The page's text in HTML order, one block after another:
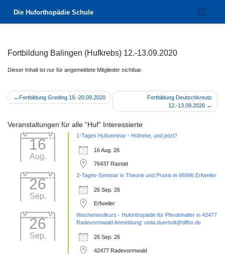
Die Huforthopädie Schule
Fortbildung Balingen (Hufkrebs) 12.-13.09.2020
Dieser Inhalt ist nur für angemeldete Mitglieder sichtbar.
Beitragsnavigation
Fortbildung Greding 19.-20.09.2020
Fortbildung Deutschkreutz
12.-13.09.2020
Veranstaltungen für alle “Huf” Interessierte
16
Aug.
1-Tages Hufseminar - Hufrehe, und jetzt?
16 Aug. 26
76437 Rastatt
26
Sep.
2-Tages-Seminar in Theorie und Praxis in 66996 Erfweiler
26 Sep. 26
Erfweiler
26
Sep.
Wochenendkurs - Huforthopädie für Pferdehalter in 42477
Radevormwald Anmeldung: viola.duerholt@difho.de
26 Sep. 26
42477 Radevormwald